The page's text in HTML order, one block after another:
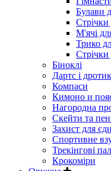
Булави
Стрічки
М'ячі
Трико
Стрічки
Біноклі
Дартс і
Компаси
Кимоно и
Нагородна
Скейти та
Захист для
Спортивне
Трекінгові
Крокоміри